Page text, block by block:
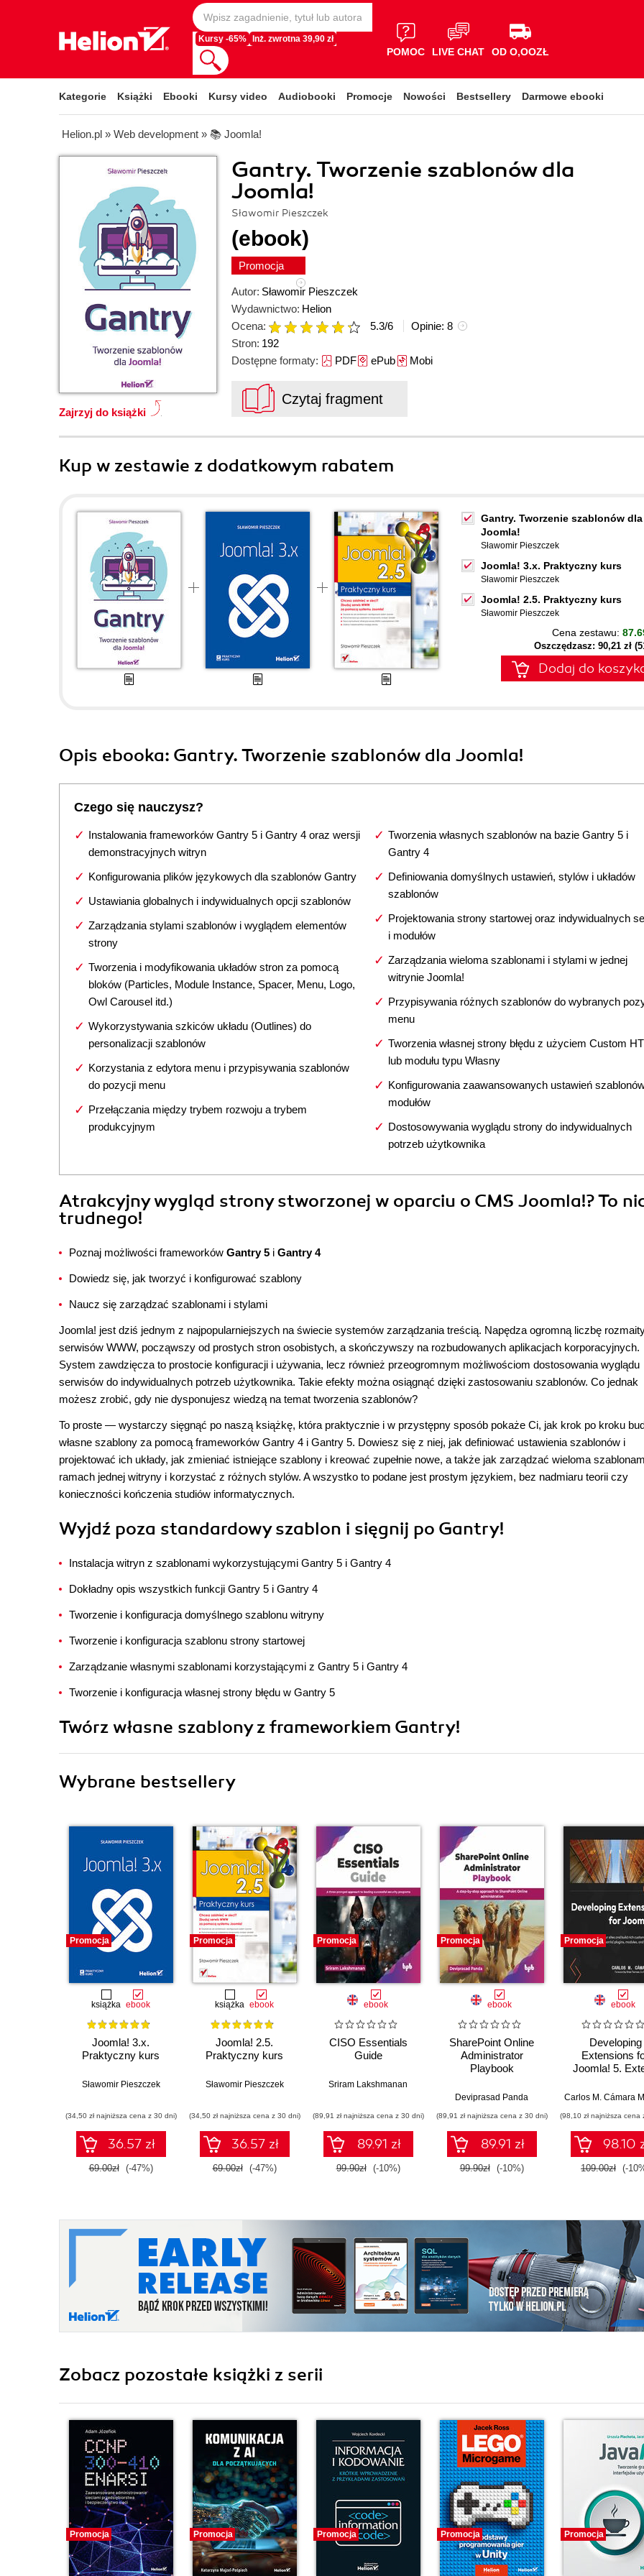
Kursy -65% Inż. zwrotna 39,90 zł
POMOC LIVE CHAT OD O,OOZŁ
Kategorie Książki Ebooki Kursy video Audiobooki Promocje Nowości Bestsellery Darmowe ebooki
Helion.pl » Web development » 📚 Joomla!
Gantry. Tworzenie szablonów dla
Joomla!
Sławomir Pieszczek
(ebook)
Promocja
Zajrzyj do książki
Autor: Sławomir Pieszczek
Wydawnictwo: Helion
Ocena:
5.3/6 Opinie: 8
Stron: 192
Dostępne formaty: PDFePubMobi
Czytaj fragment
Kup w zestawie z dodatkowym rabatem
Gantry. Tworzenie szablonów dla
Joomla!
Sławomir Pieszczek
Joomla! 3.x. Praktyczny kurs
Sławomir Pieszczek
Joomla! 2.5. Praktyczny kurs
Sławomir Pieszczek
Cena zestawu:
Oszczędzasz: 90,21 zł
Dodaj do
Opis ebooka: Gantry. Tworzenie szablonów dla Joomla!
Czego się nauczysz?
Instalowania frameworków Gantry 5 i Gantry 4 oraz wersji
demonstracyjnych witryn
Konfigurowania plików językowych dla szablonów Gantry
Ustawiania globalnych i indywidualnych opcji szablonów
Zarządzania stylami szablonów i wyglądem elementów
strony
Tworzenia i modyfikowania układów stron za pomocą
bloków (Particles, Module Instance, Spacer, Menu, Logo,
Owl Carousel itd.)
Wykorzystywania szkiców układu (Outlines) do
personalizacji szablonów
Korzystania z edytora menu i przypisywania szablonów
do pozycji menu
Przełączania między trybem rozwoju a trybem
produkcyjnym
Tworzenia własnych szablonów na bazie Gantry 5 i
Gantry 4
Definiowania domyślnych ustawień, stylów i układów
szablonów
Projektowania strony startowej oraz indywidualnych
i modułów
Zarządzania wieloma szablonami i stylami w jednej
witrynie Joomla!
Przypisywania różnych szablonów do wybranych
menu
Tworzenia własnej strony błędu z użyciem Custom
lub modułu typu Własny
Konfigurowania zaawansowanych ustawień
modułów
Dostosowywania wyglądu strony do indywidualnych
potrzeb użytkownika
Atrakcyjny wygląd strony stworzonej w oparciu o CMS Joomla!? To
trudnego!
Poznaj możliwości frameworków Gantry 5 i Gantry 4
Dowiedz się, jak tworzyć i konfigurować szablony
Naucz się zarządzać szablonami i stylami
Joomla! jest dziś jednym z najpopularniejszych na świecie systemów zarządzania treścią. Napędza ogromną liczbę
serwisów WWW, począwszy od prostych stron osobistych, a skończywszy na rozbudowanych aplikacjach korporacyjnych.
System zawdzięcza to prostocie konfiguracji i używania, lecz również przeogromnym możliwościom dostosowania wyglądu
serwisów do indywidualnych potrzeb użytkownika. Takie efekty można osiągnąć dzięki zastosowaniu szablonów. Co jednak
możesz zrobić, gdy nie dysponujesz wiedzą na temat tworzenia szablonów?
To proste — wystarczy sięgnąć po naszą książkę, która praktycznie i w przystępny sposób pokaże Ci, jak krok po kroku
własne szablony za pomocą frameworków Gantry 4 i Gantry 5. Dowiesz się z niej, jak definiować ustawienia szablonów i
projektować ich układy, jak zmieniać istniejące szablony i kreować zupełnie nowe, a także jak zarządzać wieloma
ramach jednej witryny i korzystać z różnych stylów. A wszystko to podane jest prostym językiem, bez nadmiaru teorii czy
konieczności kończenia studiów informatycznych.
Wyjdź poza standardowy szablon i sięgnij po Gantry!
Instalacja witryn z szablonami wykorzystującymi Gantry 5 i Gantry 4
Dokładny opis wszystkich funkcji Gantry 5 i Gantry 4
Tworzenie i konfiguracja domyślnego szablonu witryny
Tworzenie i konfiguracja szablonu strony startowej
Zarządzanie własnymi szablonami korzystającymi z Gantry 5 i Gantry 4
Tworzenie i konfiguracja własnej strony błędu w Gantry 5
Twórz własne szablony z frameworkiem Gantry!
Wybrane bestsellery
Promocja
książka ebook
Joomla! 3.x.
Praktyczny kurs
Sławomir Pieszczek
(34,50 zł najniższa cena z 30 dni)
36.57 zł
69.00zł (-47%)
Promocja
książka ebook
Joomla! 2.5.
Praktyczny kurs
Sławomir Pieszczek
(34,50 zł najniższa cena z 30 dni)
36.57 zł
69.00zł (-47%)
Promocja
ebook
CISO Essentials
Guide
Sriram Lakshmanan
(89,91 zł najniższa cena z 30 dni)
89.91 zł
99.90zł (-10%)
Promocja
ebook
SharePoint Online
Administrator
Playbook
Deviprasad Panda
(89,91 zł najniższa cena z 30 dni)
89.91 zł
99.90zł (-10%)
Promocja
ebook
Developing
Extensions
Joomla! 5.
rich
modules,
components
(98,10 zł najniższa cena
98.10
109.00zł (-
Zobacz pozostałe książki z serii
Promocja Promocja Promocja Promocja Promocja